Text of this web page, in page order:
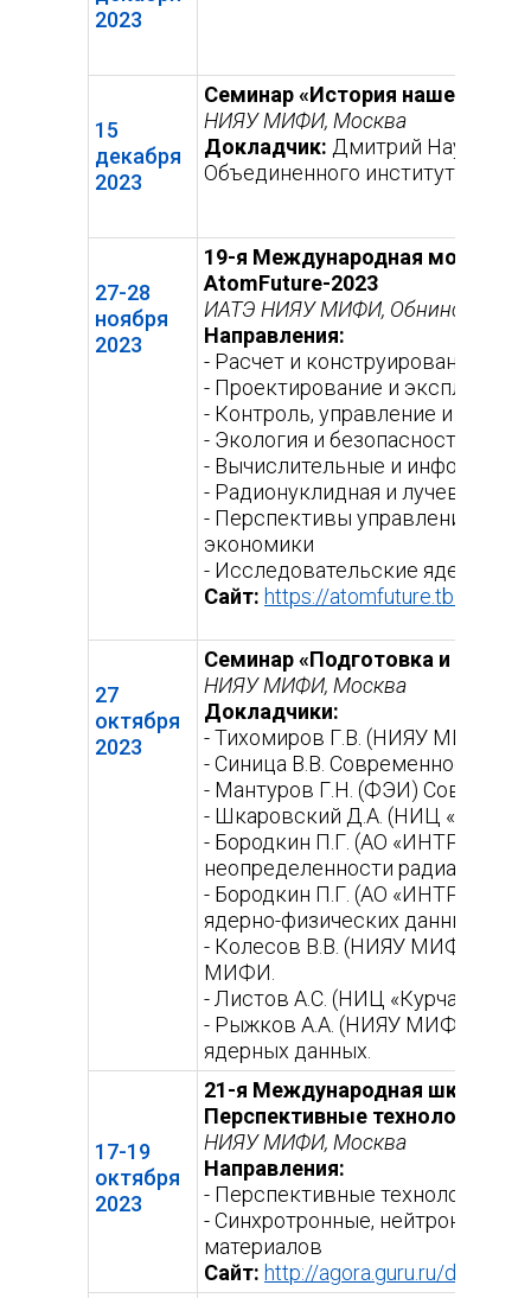
2023
15
декабря
2023
Семинар «История нашей
НИЯУ МИФИ, Москва
Докладчик: Дмитрий Наумов –
Объединенного института
27-28
ноября
2023
19-я Международная
AtomFuture-2023
ИАТЭ НИЯУ МИФИ, Обнинск
Направления:
- Расчет и конструирование
- Проектирование и
- Контроль, управление и
- Экология и безопасность
- Вычислительные и
- Радионуклидная и лучевая
- Перспективы управления
экономики
- Исследовательские ядерные
Сайт: https://atomfuture.tb.ru/
27
октября
2023
Семинар «Подготовка и
НИЯУ МИФИ, Москва
Докладчики:
- Тихомиров Г.В. (НИЯУ МИФИ) –
- Синица В.В. Современное
- Мантуров Г.Н. (ФЭИ)
- Шкаровский Д.А. (НИЦ
- Бородкин П.Г. (АО «ИНТРА»)
неопределенности
- Бородкин П.Г. (АО «ИНТРА»),
ядерно-физических данных.
- Колесов В.В. (НИЯУ МИФИ)
МИФИ.
- Листов А.С. (НИЦ
- Рыжков А.А. (НИЯУ МИФИ)
ядерных данных.
17-19
октября
2023
21-я Международная школа-
Перспективные технологии
НИЯУ МИФИ, Москва
Направления:
- Перспективные технологии
- Синхротронные, нейтронные и
материалов
Сайт: http://agora.guru.ru/